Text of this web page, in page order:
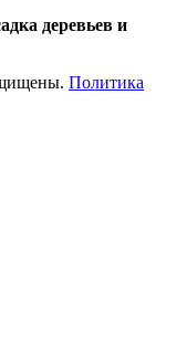
деревьев и
Политика